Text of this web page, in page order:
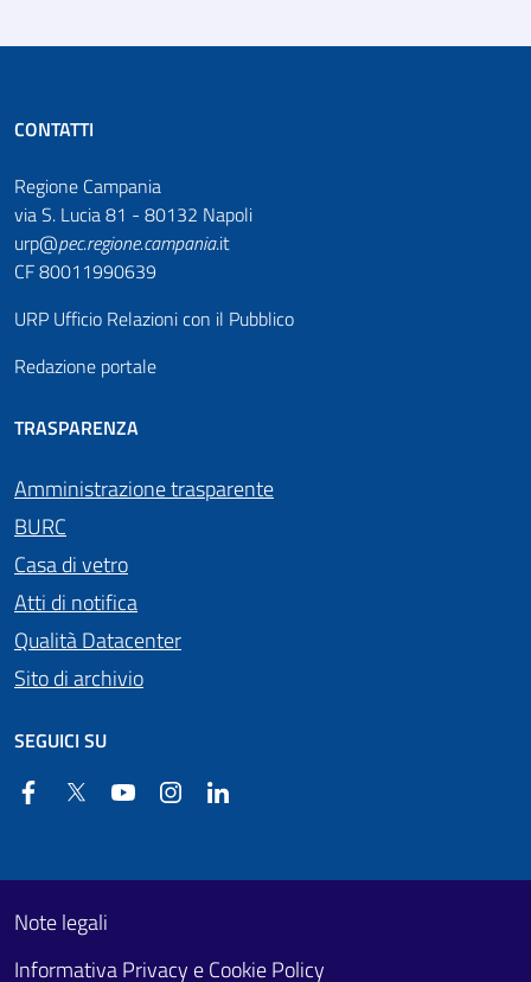
CONTATTI
Regione Campania
via S. Lucia 81 - 80132 Napoli
urp@pec.regione.campania.it
CF 80011990639
URP Ufficio Relazioni con il Pubblico
Redazione portale
TRASPARENZA
Amministrazione trasparente
BURC
Casa di vetro
Atti di notifica
Qualità Datacenter
Sito di archivio
SEGUICI SU
FacebookTwitter YouTube Instagram
Footer First
Useful links section
Note legali
Informativa Privacy e Cookie Policy